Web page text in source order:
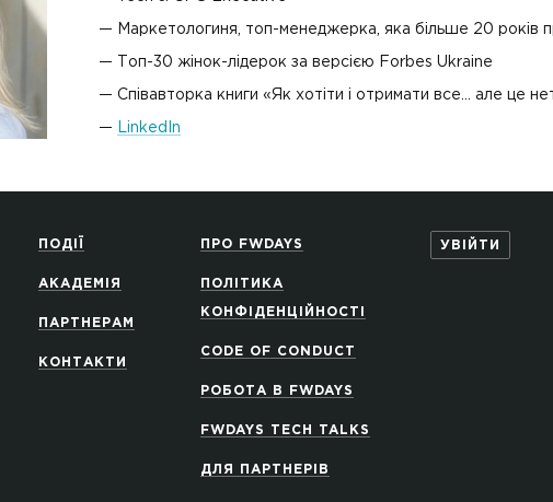
Маркетологиня, топ-менеджерка, яка більше 20 років
Топ-30 жінок-лідерок за версією Forbes Ukraine
Співавторка книги «Як хотіти і отримати все... але це
LinkedIn
ПОДІЇ
АКАДЕМІЯ
ПАРТНЕРАМ
КОНТАКТИ
ПРО FWDAYS
ПОЛІТИКА
КОНФІДЕНЦІЙНОСТІ
CODE OF CONDUCT
РОБОТА В FWDAYS
FWDAYS TECH TALKS
ДЛЯ ПАРТНЕРІВ
УВІЙТИ